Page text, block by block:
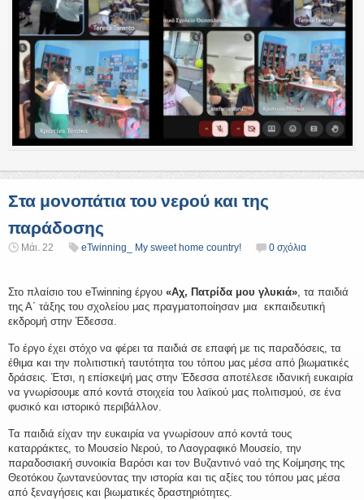
Στα μονοπάτια του νερού και της
παράδοσης
Μάι. 22 eTwinning_ My sweet home country! 0 σχόλια
Στο πλαίσιο του eTwinning έργου «Αχ, Πατρίδα μου γλυκιά», τα παιδιά
της Α΄ τάξης του σχολείου μας πραγματοποίησαν μια εκπαιδευτική
εκδρομή στην Έδεσσα.
Το έργο έχει στόχο να φέρει τα παιδιά σε επαφή με τις παραδόσεις, τα
έθιμα και την πολιτιστική ταυτότητα του τόπου μας μέσα από βιωματικές
δράσεις. Έτσι, η επίσκεψή μας στην Έδεσσα αποτέλεσε ιδανική ευκαιρία
να γνωρίσουμε από κοντά στοιχεία του λαϊκού μας πολιτισμού, σε ένα
φυσικό και ιστορικό περιβάλλον.
Τα παιδιά είχαν την ευκαιρία να γνωρίσουν από κοντά τους
καταρράκτες, το Μουσείο Νερού, το Λαογραφικό Μουσείο, την
παραδοσιακή συνοικία Βαρόσι και τον Βυζαντινό ναό της Κοίμησης της
Θεοτόκου ζωντανεύοντας την ιστορία και τις αξίες του τόπου μας μέσα
από ξεναγήσεις και βιωματικές δραστηριότητες.